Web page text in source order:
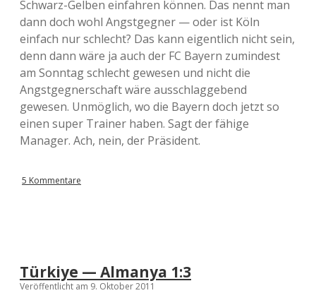
Schwarz-Gelben einfahren können. Das nennt man
dann doch wohl Angstgegner — oder ist Köln
einfach nur schlecht? Das kann eigentlich nicht sein,
denn dann wäre ja auch der FC Bayern zumindest
am Sonntag schlecht gewesen und nicht die
Angstgegnerschaft wäre ausschlaggebend
gewesen. Unmöglich, wo die Bayern doch jetzt so
einen super Trainer haben. Sagt der fähige
Manager. Ach, nein, der Präsident.
5 Kommentare
Türkiye — Almanya 1:3
Veröffentlicht am 9. Oktober 2011